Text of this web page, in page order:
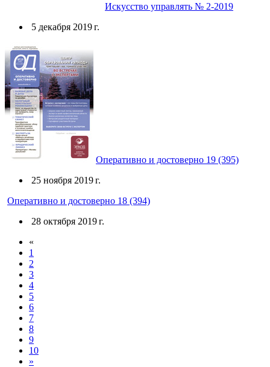
Искусство управлять № 2-2019
5 декабря 2019 г.
Оперативно и достоверно 19 (395)
25 ноября 2019 г.
Оперативно и достоверно 18 (394)
28 октября 2019 г.
«
1
2
3
4
5
6
7
8
9
10
»